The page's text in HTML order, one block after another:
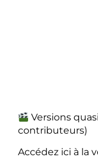
Versions
contributeurs)
Accédez ici à la